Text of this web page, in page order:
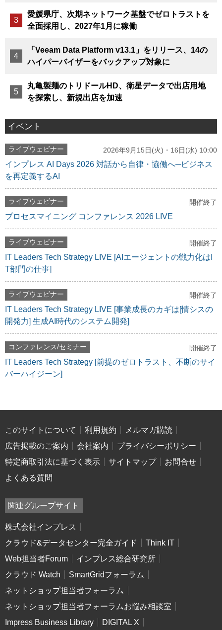
愛媛県庁、次期ネットワーク基盤でゼロトラストを
全面採用し、2027年1月に稼働
「Veeam Data Platform v13.1」をリリース、14の
ハイパーバイザーをバックアップ対象に
丸亀製麺のトリドールHD、衛星データで出店用地
を探索し、新規出店を加速
イベント
ライブウェビナー 2026年9月15日(火)・16日(水) 10:00
インプレス AI Days 2026 対話から自律・協働へ─ビジネス
を再定義するAI
ライブウェビナー 開催終了
プロセスマイニング コンファレンス 2026 LIVE
ライブウェビナー 開催終了
IT Leaders Tech Strategy LIVE [AIエージェントの戦力化はI
T部門の仕事]
ライブウェビナー 開催終了
IT Leaders Tech Strategy LIVE [事業成長のカギは[情シスの
開発力] 生成AI時代のシステム開発]
コンファレンス/セミナー 開催終了
IT Leaders Tech Strategy [前提のゼロトラスト、不断のサイ
バーハイジーン]
このサイトについて 利用規約
メルマガ購読
広告掲載のご案内
会社案内
プライバシーポリシー
特定商取引法に基づく表示
サイトマップ
お問合せ
よくある質問
関連グループサイト
株式会社インプレス
クラウド&データセンター完全ガイド
Think IT
Web担当者Forum
インプレス総合研究所
クラウド Watch
SmartGridフォーラム
ネットショップ担当者フォーラム
ネットショップ担当者フォーラムお悩み相談室
Impress Business Library
DIGITAL X